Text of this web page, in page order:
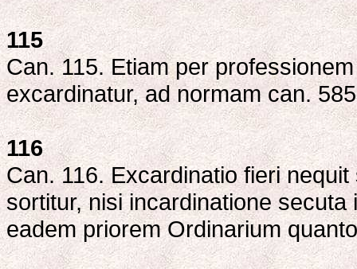
115
Can. 115. Etiam per
excardinatur, ad normam can.
116
Can. 116. Excardinatio fieri
sortitur, nisi incardinatione
eadem priorem Ordinarium